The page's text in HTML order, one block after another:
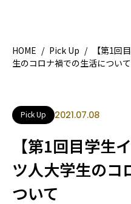
地域別ガイド
観光ガイド
ライフスタイル
HOME / Pick Up /
【第1回
生のコロナ禍での生活について
Pick Up 2021.07.08
【第1回目学生
ツ人大学生のコ
ついて